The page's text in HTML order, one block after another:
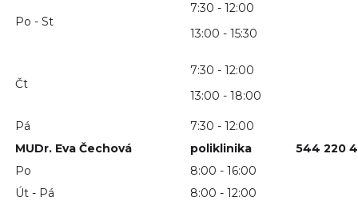
Po - St
7:30 - 12:00
13:00 - 15:30
Čt
7:30 - 12:00
13:00 - 18:00
Pá
7:30 - 12:00
MUDr. Eva Čechová
poliklinika
544 220
Po
8:00 - 16:00
Út - Pá
8:00 - 12:00